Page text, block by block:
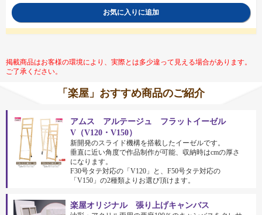
お気に入りに追加
掲載商品はお客様の環境により、実際とは多少違って見える場合があります。
ご了承ください。
「楽屋」おすすめ商品のご紹介
アムス アルテージュ フラットイーゼル
V（V120・V150）
新開発のスライド機構を搭載したイーゼルです。
垂直に近い角度で作品制作が可能、収納時はcmの厚さ
になります。
F30号タテ対応の「V120」と、F50号タテ対応の
「V150」の2種類よりお選び頂けます。
楽屋オリジナル 張り上げキャンバス